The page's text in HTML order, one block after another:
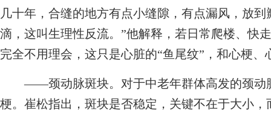
几十年，合缝的地方有点小缝隙，有点漏风，放
滴，这叫生理性反流。”他解释，若日常爬楼、快
完全不用理会，这只是心脏的“鱼尾纹”，和心梗、
——颈动脉斑块。对于中老年群体高发的颈动
梗。崔松指出，斑块是否稳定，关键不在于大小